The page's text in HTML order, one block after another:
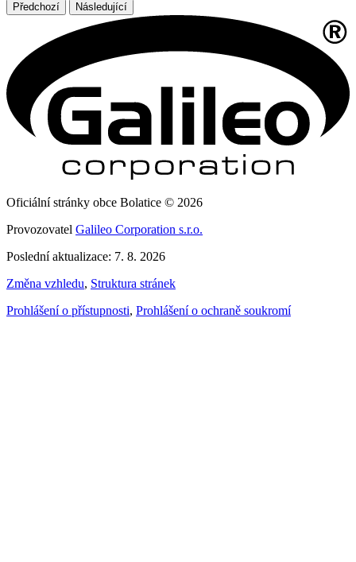
Předchozí Následující
Oficiální stránky obce Bolatice © 2026
Provozovatel Galileo Corporation s.r.o.
Poslední aktualizace: 7. 8. 2026
Změna vzhledu, Struktura stránek
Prohlášení o přístupnosti, Prohlášení o ochraně soukromí